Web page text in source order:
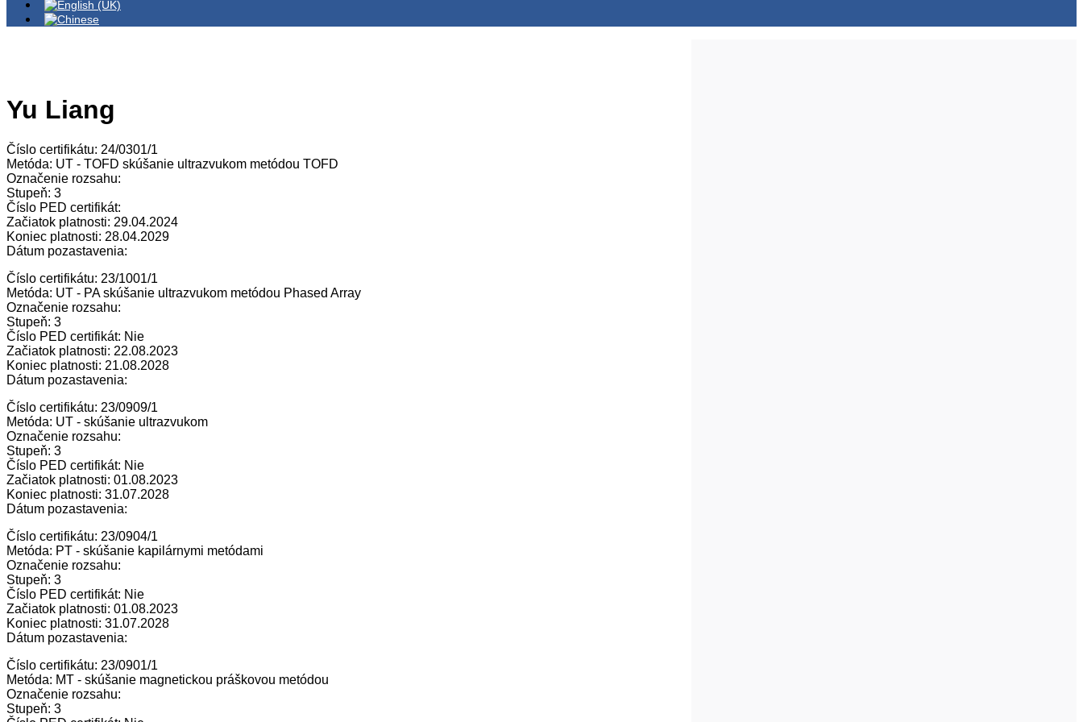
Yu Liang
Číslo certifikátu: 24/0301/1
Metóda: UT - TOFD skúšanie ultrazvukom metódou TOFD
Označenie rozsahu:
Stupeň: 3
Číslo PED certifikát:
Začiatok platnosti: 29.04.2024
Koniec platnosti: 28.04.2029
Dátum pozastavenia:
Číslo certifikátu: 23/1001/1
Metóda: UT - PA skúšanie ultrazvukom metódou Phased Array
Označenie rozsahu:
Stupeň: 3
Číslo PED certifikát: Nie
Začiatok platnosti: 22.08.2023
Koniec platnosti: 21.08.2028
Dátum pozastavenia:
Číslo certifikátu: 23/0909/1
Metóda: UT - skúšanie ultrazvukom
Označenie rozsahu:
Stupeň: 3
Číslo PED certifikát: Nie
Začiatok platnosti: 01.08.2023
Koniec platnosti: 31.07.2028
Dátum pozastavenia:
Číslo certifikátu: 23/0904/1
Metóda: PT - skúšanie kapilárnymi metódami
Označenie rozsahu:
Stupeň: 3
Číslo PED certifikát: Nie
Začiatok platnosti: 01.08.2023
Koniec platnosti: 31.07.2028
Dátum pozastavenia:
Číslo certifikátu: 23/0901/1
Metóda: MT - skúšanie magnetickou práškovou metódou
Označenie rozsahu:
Stupeň: 3